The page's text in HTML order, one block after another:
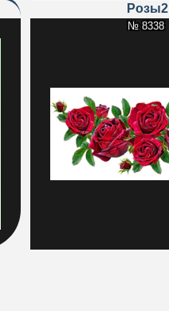
Розы2
№ 8338